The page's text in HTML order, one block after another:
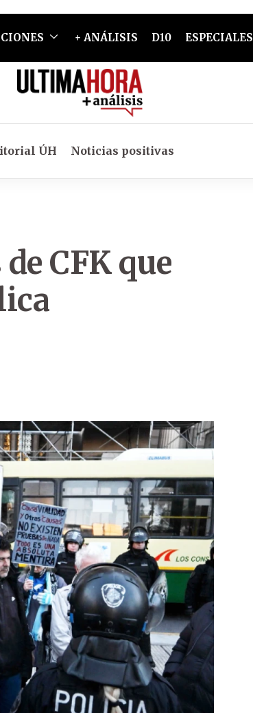
+ ANÁLISIS D10 ESPECIALES
ÚH Noticias positivas
CFK que